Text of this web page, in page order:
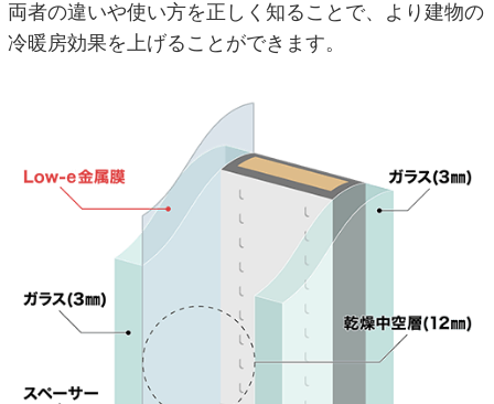
両者の違いや使い方を正しく知ることで、より建物の
冷暖房効果を上げることができます。